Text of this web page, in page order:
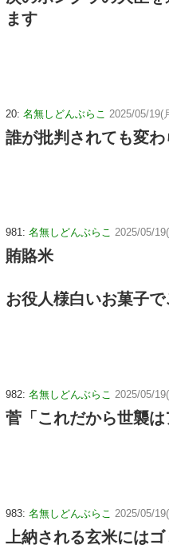
ます
20: 名無しどんぶらこ 2025/05/19(
誰が批判されても変
981: 名無しどんぶらこ 2025/05/
賄賂米
お役人様白いお菓子
982: 名無しどんぶらこ 2025/05/
菅「これだから世襲は
983: 名無しどんぶらこ 2025/05/
上納される玄米には